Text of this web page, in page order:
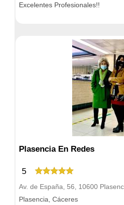
Excelentes Profesionales!!
Plasencia En Redes
5
Av. de España, 56, 10600
Plasencia, Cáceres